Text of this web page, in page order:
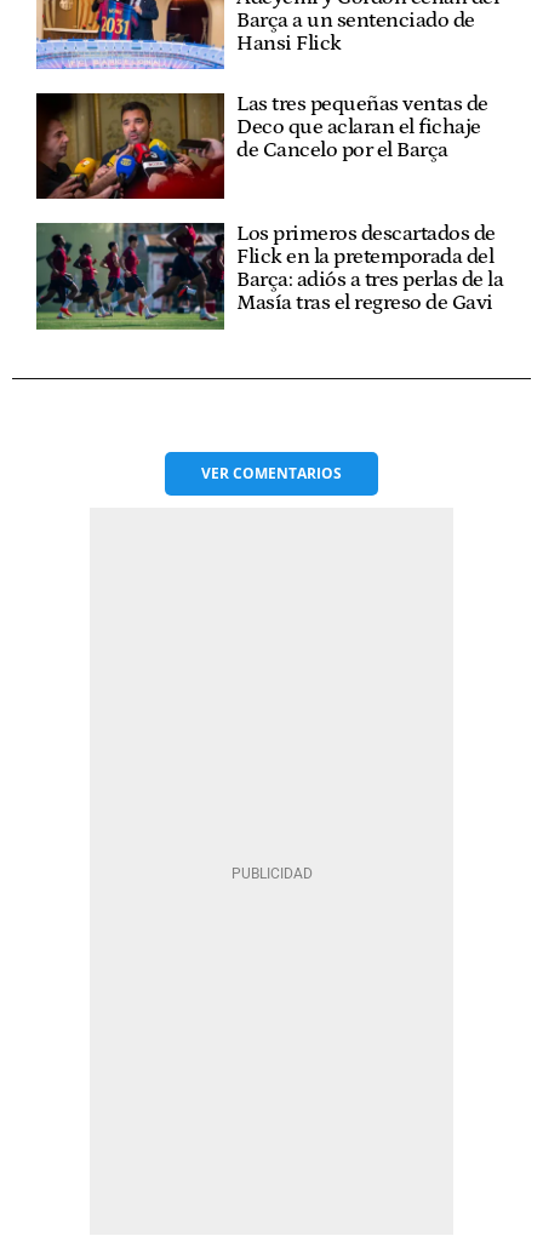
Barça a un sentenciado de
Hansi Flick
Las tres pequeñas ventas de
Deco que aclaran el fichaje
de Cancelo por el Barça
Los primeros descartados de
Flick en la pretemporada del
Barça: adiós a tres perlas de la
Masía tras el regreso de Gavi
VERCOMENTARIOS